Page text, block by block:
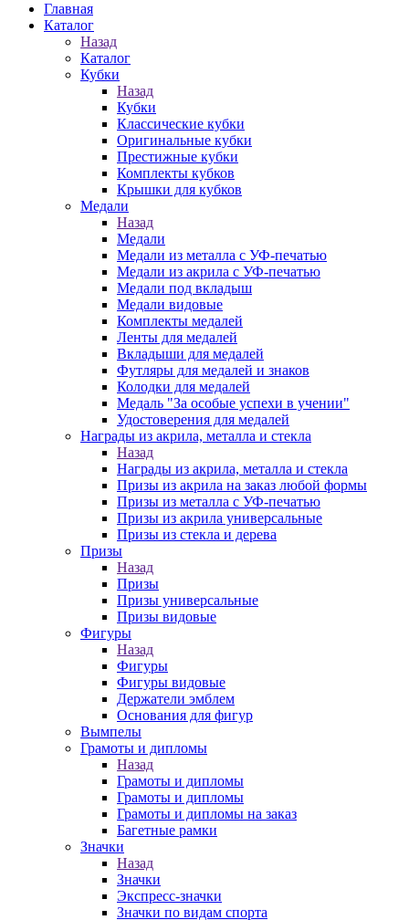
Главная
Каталог
Назад
Каталог
Кубки
Назад
Кубки
Классические кубки
Оригинальные кубки
Престижные кубки
Комплекты кубков
Крышки для кубков
Медали
Назад
Медали
Медали из металла с УФ-печатью
Медали из акрила с УФ-печатью
Медали под вкладыш
Медали видовые
Комплекты медалей
Ленты для медалей
Вкладыши для медалей
Футляры для медалей и знаков
Колодки для медалей
Медаль "За особые успехи в учении"
Удостоверения для медалей
Награды из акрила, металла и стекла
Назад
Награды из акрила, металла и стекла
Призы из акрила на заказ любой формы
Призы из металла с УФ-печатью
Призы из акрила универсальные
Призы из стекла и дерева
Призы
Назад
Призы
Призы универсальные
Призы видовые
Фигуры
Назад
Фигуры
Фигуры видовые
Держатели эмблем
Основания для фигур
Вымпелы
Грамоты и дипломы
Назад
Грамоты и дипломы
Грамоты и дипломы
Грамоты и дипломы на заказ
Багетные рамки
Значки
Назад
Значки
Экспресс-значки
Значки по видам спорта